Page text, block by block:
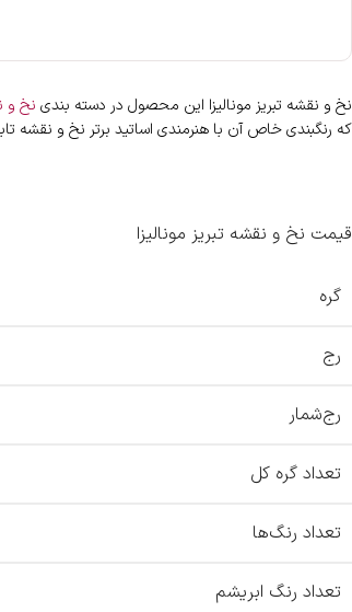
نخ و نقشه تبریز مونالیزا این محصول در دسته بندی نخ و
که رنگبندی خاص آن با هنرمندی اساتید برتر نخ و نقشه
قیمت نخ و نقشه تبریز مونالیزا
گره
رج
رج‌شمار
تعداد گره کل
تعداد رنگ‌ها
تعداد رنگ ابریشم